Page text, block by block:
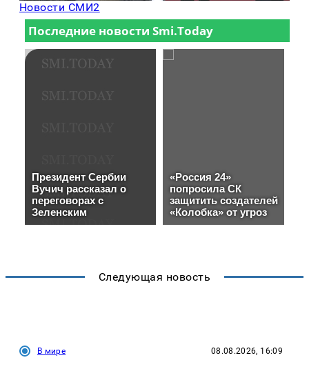
Новости СМИ2
Следующая новость
В мире 08.08.2026, 16:09